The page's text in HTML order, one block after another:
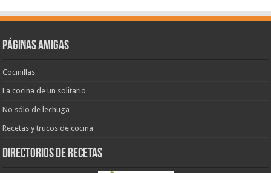
Páginas amigas
Cocinillas
La cocina de un solitario
No sólo de lechuga
Recetas y trucos de cocina
Directorios de recetas